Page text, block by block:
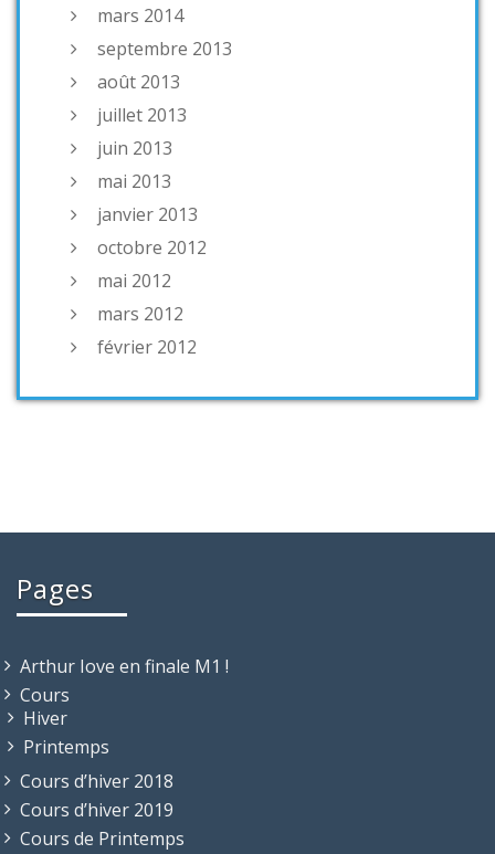
mars 2014
septembre 2013
août 2013
juillet 2013
juin 2013
mai 2013
janvier 2013
octobre 2012
mai 2012
mars 2012
février 2012
Pages
Arthur Iove en finale M1 !
Cours
Hiver
Printemps
Cours d’hiver 2018
Cours d’hiver 2019
Cours de Printemps